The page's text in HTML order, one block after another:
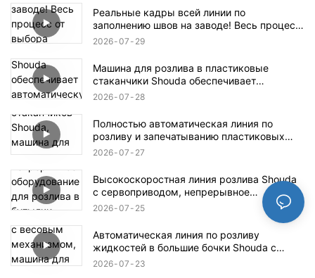
пасты из бобов мунг и льда.
Реальные кадры всей линии по
заполнению швов на заводе! Весь процесс
от выбора материалов A/B до упаковки
2026 07 29
Машина для розлива в пластиковые
стаканчики Shouda обеспечивает
автоматическую подачу, наполнение и
2026 07 28
Полностью автоматическая линия по
розливу и запечатыванию пластиковых
стаканчиков Shouda, машина для упаковки
соуса и других напитков.
2026 07 27
Высокоскоростная линия розлива Shouda
с сервоприводом, непрерывное
оборудование для розлива в бутылки,
химической и бытовой промышленности.
2026 07 25
Автоматическая линия по розливу
жидкостей в большие бочки Shouda с
весовым механизмом, машина для
2026 07 23